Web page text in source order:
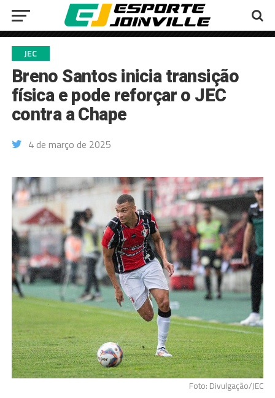
JEC
Breno Santos inicia transição
física e pode reforçar o JEC
contra a Chape
4 de março de 2025
Foto: Divulgação/JEC